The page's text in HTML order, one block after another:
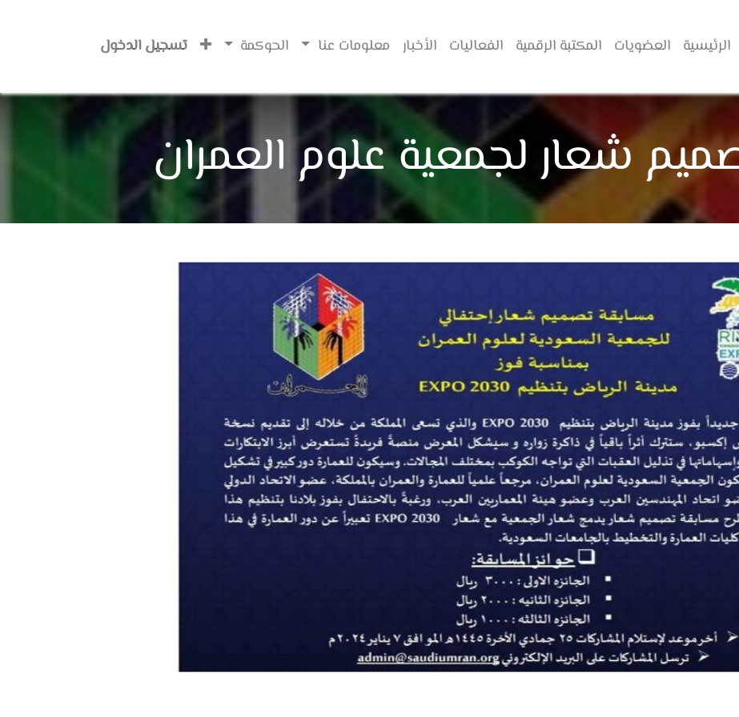
الرئيسية العضويات المكتبة الرقمية الفعاليات الأخبار معلومات عنا الحوكمة تسجيل الدخول
شعار لجمعية علوم العمران